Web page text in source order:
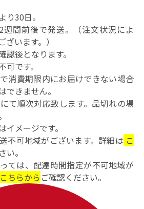
30日。
間前後で発送。（注文状況によ
います。）
後となります。
です。
消費期限内にお届けできない場合
できません。
て順次対応致します。品切れの場
メージです。
不可地域がございます。詳細は こ
い。
ては、配達時間指定が不可地域が
こちらから ご確認ください。